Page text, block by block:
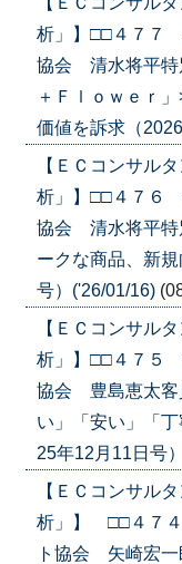
析」】□□４７７
協会 清水将平特
＋Ｆｌｏｗｅｒ
価値を訴求（
【ＥＣコンサル
析」】□□４７６
協会 清水将平特
ークな商品、新
号）('26/01/16)
【ＥＣコンサル
析」】□□４７５
協会 豊島恵太客
い」「安い」「
25年12月11日号
【ＥＣコンサル
析」】 □□４７
ト協会 矢崎宏